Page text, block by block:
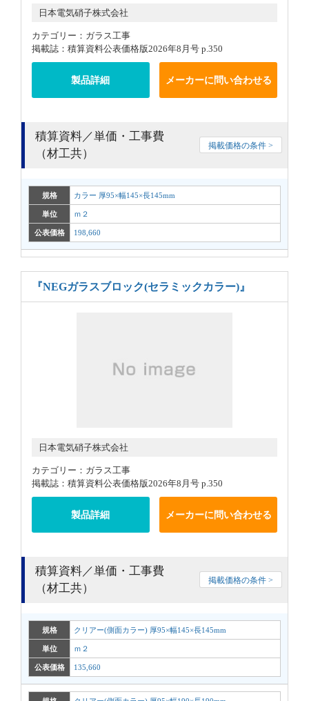
日本電気硝子株式会社
カテゴリー：ガラス工事
掲載誌：積算資料公表価格版2026年8月号 p.350
製品詳細 メーカーに問い合わせる
積算資料／単価・工事費
（材工共）
掲載価格の条件 >
規格 カラー 厚95×幅145×長145mm
単位 ｍ２
公表価格 198,660
『NEGガラスブロック(セラミックカラー)』
日本電気硝子株式会社
カテゴリー：ガラス工事
掲載誌：積算資料公表価格版2026年8月号 p.350
製品詳細 メーカーに問い合わせる
積算資料／単価・工事費
（材工共）
掲載価格の条件 >
規格 クリアー(側面カラー) 厚95×幅145×長145mm
単位 ｍ２
公表価格 135,660